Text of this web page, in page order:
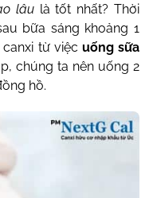
lâulà tốt nhất? Thời
bữa sáng khoảng 1
từ việc uống sữa
chúng ta nên uống 2
hồ.